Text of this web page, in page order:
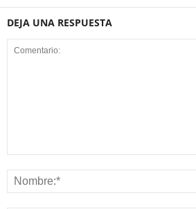
DEJA UNA RESPUESTA